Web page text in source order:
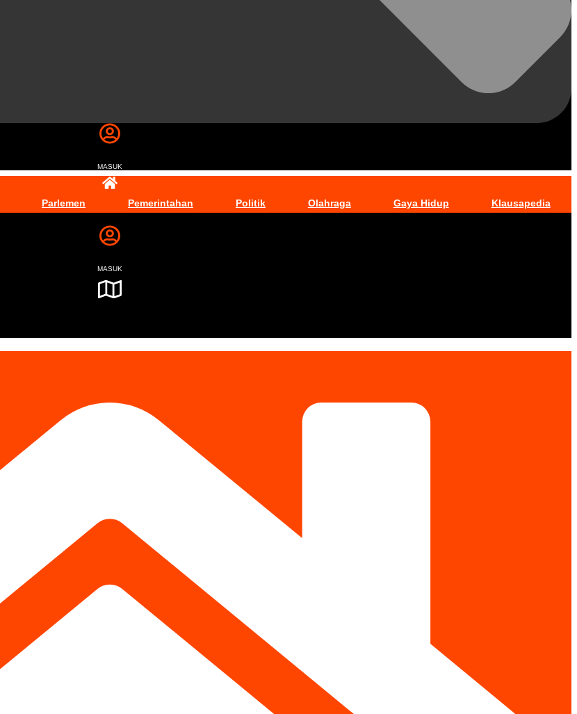
MASUK
Parlemen Pemerintahan Politik Olahraga Gaya Hidup Klausapedia
MASUK